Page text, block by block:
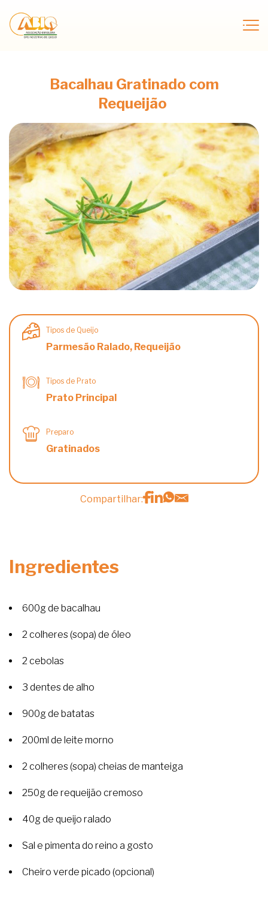
Bacalhau Gratinado com
Requeijão
Tipos de Queijo
Parmesão Ralado, Requeijão
Tipos de Prato
Prato Principal
Preparo
Gratinados
Compartilhar:
Ingredientes
600g de bacalhau
2 colheres (sopa) de óleo
2 cebolas
3 dentes de alho
900g de batatas
200ml de leite morno
2 colheres (sopa) cheias de manteiga
250g de requeijão cremoso
40g de queijo ralado
Sal e pimenta do reino a gosto
Cheiro verde picado (opcional)